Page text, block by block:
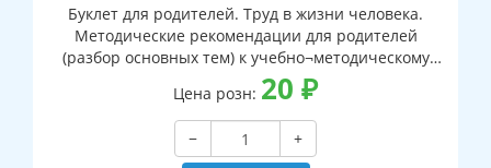
Буклет для родителей. Труд в жизни человека.
Методические рекомендации для родителей
(разбор основных тем) к учебно¬методическому
пособию “Труд в жизни человека"
Цена розн: 20 ₽
−
+